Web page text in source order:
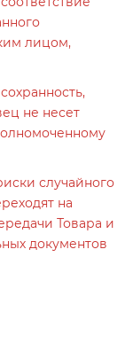
лицом,
не несет
случайного
на
Товара и
документов